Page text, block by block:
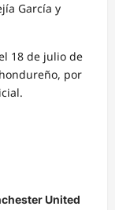
García y
18 de julio de
por
United